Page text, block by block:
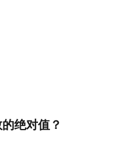
绝对值？